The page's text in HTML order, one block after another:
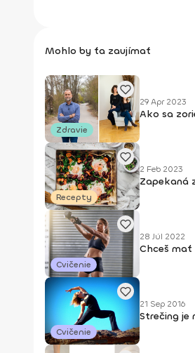
Mohlo by ťa zaujímať
Zdravie
29 Apr 2023
Ako sa
Recepty
2 Feb 2023
Zapekaná
Cvičenie
28 Júl 2022
Chceš mať
Cvičenie
21 Sep 2016
Strečing je